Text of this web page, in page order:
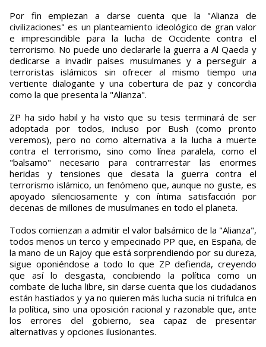
Por fin empiezan a darse cuenta que la "Alianza de
civilizaciones" es un planteamiento ideológico de gran valor
e imprescindible para la lucha de Occidente contra el
terrorismo. No puede uno declararle la guerra a Al Qaeda y
dedicarse a invadir países musulmanes y a perseguir a
terroristas islámicos sin ofrecer al mismo tiempo una
vertiente dialogante y una cobertura de paz y concordia
como la que presenta la "Alianza".
ZP ha sido habil y ha visto que su tesis terminará de ser
adoptada por todos, incluso por Bush (como pronto
veremos), pero no como alternativa a la lucha a muerte
contra el terrorismo, sino como línea paralela, como el
"balsamo" necesario para contrarrestar las enormes
heridas y tensiones que desata la guerra contra el
terrorismo islámico, un fenómeno que, aunque no guste, es
apoyado silenciosamente y con íntima satisfacción por
decenas de millones de musulmanes en todo el planeta.
Todos comienzan a admitir el valor balsámico de la "Alianza",
todos menos un terco y empecinado PP que, en España, de
la mano de un Rajoy que está sorprendiendo por su dureza,
sigue oponiéndose a todo lo que ZP defienda, creyendo
que así lo desgasta, concibiendo la política como un
combate de lucha libre, sin darse cuenta que los ciudadanos
están hastiados y ya no quieren más lucha sucia ni trifulca en
la política, sino una oposición racional y razonable que, ante
los errores del gobierno, sea capaz de presentar
alternativas y opciones ilusionantes.